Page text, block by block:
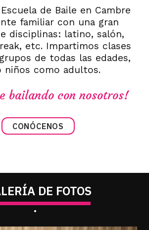
de Baile en Cambre
familiar con una gran
disciplinas: latino, salón,
etc. Impartimos clases
de todas las edades,
niños como adultos.
bailando con nosotros!
CONÓCENOS
DE FOTOS